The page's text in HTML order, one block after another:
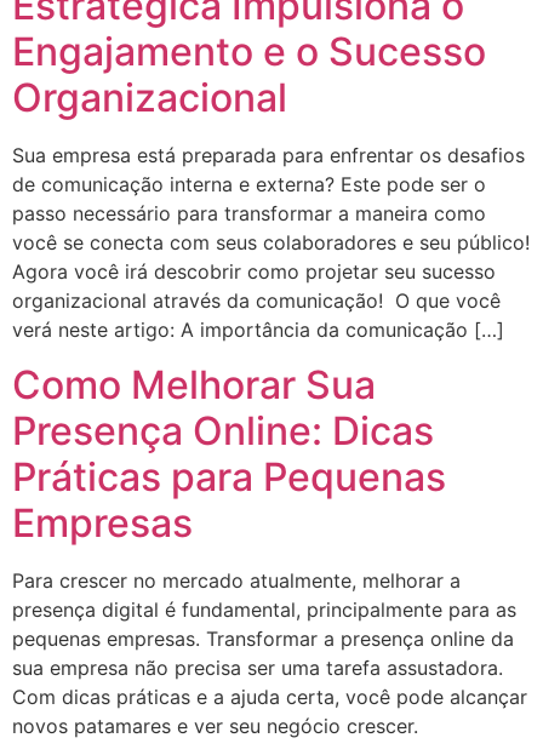
Engajamento e o Sucesso
Organizacional
Sua empresa está preparada para enfrentar os desafios
de comunicação interna e externa? Este pode ser o
passo necessário para transformar a maneira como
você se conecta com seus colaboradores e seu público!
Agora você irá descobrir como projetar seu sucesso
organizacional através da comunicação! O que você
verá neste artigo: A importância da comunicação […]
Como Melhorar Sua
Presença Online: Dicas
Práticas para Pequenas
Empresas
Para crescer no mercado atualmente, melhorar a
presença digital é fundamental, principalmente para as
pequenas empresas. Transformar a presença online da
sua empresa não precisa ser uma tarefa assustadora.
Com dicas práticas e a ajuda certa, você pode alcançar
novos patamares e ver seu negócio crescer.